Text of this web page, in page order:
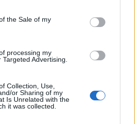
app uses one or more Google
and store information including but
or usage behaviour. You may click to
specified purposes in below Google
the Sale of my
processing my
Advertising.
Collection, Use,
or Sharing of my
Is Unrelated with the
it was collected.